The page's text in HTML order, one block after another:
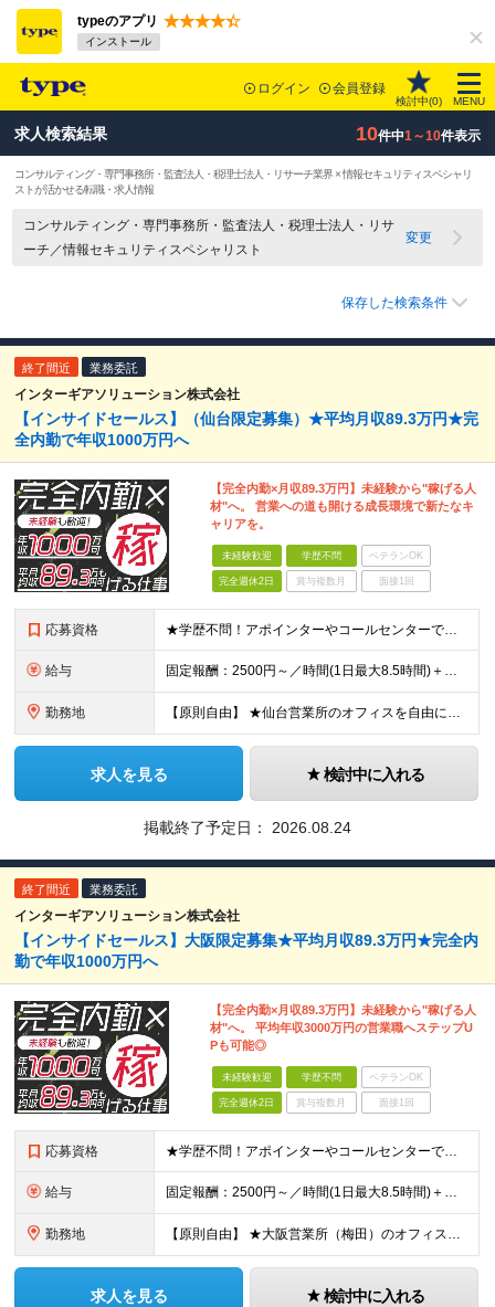
typeのアプリ
インストール
ログイン 会員登録
検討中(0) MENU
求人検索結果 10件中1～10件表示
コンサルティング・専門事務所・監査法人・税理士法人・リサーチ業界 × 情報セキュリティスペシャリ
ストが活かせる転職・求人情報
コンサルティング・専門事務所・監査法人・税理士法人・リサ
ーチ／情報セキュリティスペシャリスト
変更
保存した検索条件
終了間近 業務委託
インターギアソリューション株式会社
【インサイドセールス】（仙台限定募集）★平均月収89.3万円★完
全内勤で年収1000万円へ
【完全内勤×月収89.3万円】未経験から"稼げる人
材"へ。 営業への道も開ける成長環境で新たなキ
ャリアを。
未経験歓迎 学歴不問 ベテランOK
完全週休2日 賞与複数月 面接1回
応募資格 ★学歴不問！アポインターやコールセンターでの実務経験がある方歓迎！ ★未経験OK ■努力が正当に評価される環境で働きたい ■明確な成果報酬で、頑張った分だけ稼ぎたい ■電話でのコミュニケーションに抵
給与 固定報酬：2500円～／時間(1日最大8.5時間)＋高額インセンティブ ※上記の固定報酬時間額にインセンティブ（下記参照）が加算されます ※試用期間はございません 毎月25日締め（前月26日からカウ
勤務地 【原則自由】 ★仙台営業所のオフィスを自由に利用！ ★最寄駅から徒歩3分でアクセスも抜群！ ※業務都合により出社いただく場合あり ※転勤なし 【仙台営業所】 宮城県仙台市泉区泉中央一丁目9-2 ア
求人を見る 検討中に入れる
掲載終了予定日： 2026.08.24
終了間近 業務委託
インターギアソリューション株式会社
【インサイドセールス】大阪限定募集★平均月収89.3万円★完全内
勤で年収1000万円へ
【完全内勤×月収89.3万円】未経験から"稼げる人
材"へ。 平均年収3000万円の営業職へステップU
Pも可能◎
未経験歓迎 学歴不問 ベテランOK
完全週休2日 賞与複数月 面接1回
応募資格 ★学歴不問！アポインターやコールセンターでの実務経験がある方歓迎！ ★未経験OK ■努力が正当に評価される環境で働きたい ■明確な成果報酬で、頑張った分だけ稼ぎたい ■電話でのコミュニケーションに抵
給与 固定報酬：2500円～／時間(1日最大8.5時間)＋高額インセンティブ ※上記の固定報酬時間額にインセンティブ（下記参照）が加算されます ※試用期間はございません 毎月25日締め（前月26日からカウ
勤務地 【原則自由】 ★大阪営業所（梅田）のオフィスを自由に利用！ ★最寄駅から徒歩3分でアクセスも抜群！ ※業務都合により出社いただく場合あり ※転勤なし 【大阪営業所】 大阪府大阪市北区梅田2-5-6
求人を見る 検討中に入れる